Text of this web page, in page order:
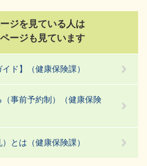
ジを見ている人は
ージも見ています
ド】（健康保険課）
事前予約制）（健康保険
とは（健康保険課）